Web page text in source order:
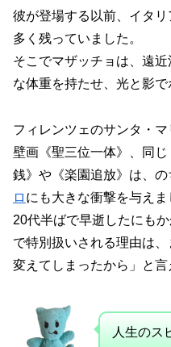
彼が登場する以前、イタ
多く残っていました。
そこでマザッチョは、遠
な体重を持たせ、光と影で
フィレンツェのサンタ・
壁画《聖三位一体》、同
銭》や《楽園追放》は、の
ロ にも大きな衝撃を与えま
20代半ばで早逝したにも
で特別扱いされる理由は
変えてしまったから」と言
人生のス